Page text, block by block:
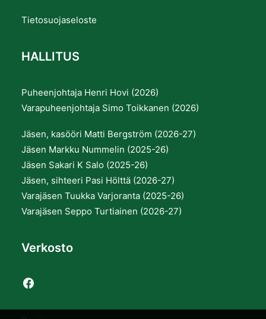
Tietosuojaseloste
HALLITUS
Puheenjohtaja Henri Hovi (2026)
Varapuheenjohtaja Simo Toikkanen (2026)
Jäsen, kasööri Matti Bergström (2026-27)
Jäsen Markku Nummelin (2025-26)
Jäsen Sakari K Salo (2025-26)
Jäsen, sihteeri Pasi Hölttä (2026-27)
Varajäsen Tuukka Varjoranta (2025-26)
Varajäsen Seppo Turtiainen (2026-27)
Verkosto